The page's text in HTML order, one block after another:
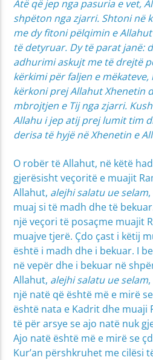
Atë që jep nga pasuria e vet,
shpëton nga zjarri. Shtoni në
me dy fitoni pëlqimin e
të detyruar. Dy të parat janë:
adhurimi askujt me të drejtë
kërkimi për faljen e
kërkoni prej Allahut Xhenetin
mbrojtjen e Tij nga zjarri.
Allahu i jep atij prej lumit tim
derisa të hyjë në Xhenetin e
O robër të Allahut, në këtë
gjerësisht veçoritë e muajit
Allahut, alejhi salatu ue selam
muaj si të madh dhe të
një veçori të posaçme muajit
muajve tjerë. Çdo çast i këtij
është i madh dhe i bekuar. I
në vepër dhe i bekuar në
Allahut, alejhi salatu ue selam
një natë që është më e mirë
është nata e Kadrit dhe muaji
të për arsye se ajo natë nuk
Ajo natë është më e mirë se
Kur’an përshkruhet me cilësi